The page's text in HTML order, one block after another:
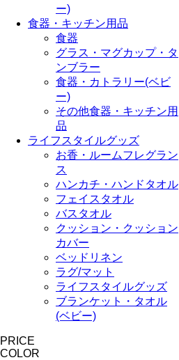
ー)
食器・キッチン用品
食器
グラス・マグカップ・タ
ンブラー
食器・カトラリー(ベビ
ー)
その他食器・キッチン用
品
ライフスタイルグッズ
お香・ルームフレグラン
ス
ハンカチ・ハンドタオル
フェイスタオル
バスタオル
クッション・クッション
カバー
ベッドリネン
ラグ/マット
ライフスタイルグッズ
ブランケット・タオル
(ベビー)
PRICE
COLOR